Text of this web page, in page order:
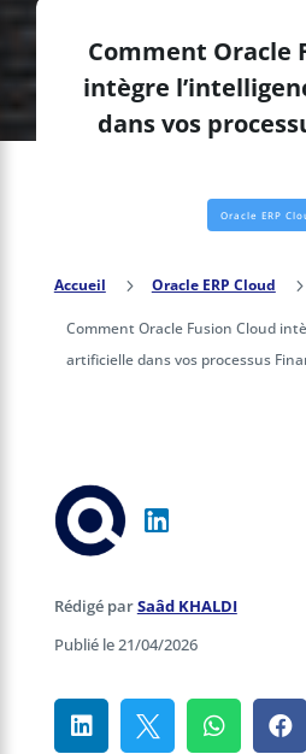
Comment Oracle
intègre
dans vos
Oracle ERP
Accueil 5 Oracle ERP Cloud 5
Comment Oracle Fusion Cloud
artificielle dans vos processus
Rédigé parSaâd KHALDI
Publié le 21/04/2026
   